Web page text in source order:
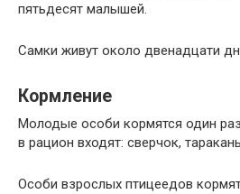
пятьдесят малышей.
Самки живут около двенадцати
Кормление
Молодые особи кормятся один
в рацион входят: сверчок,
Особи взрослых птицеедов